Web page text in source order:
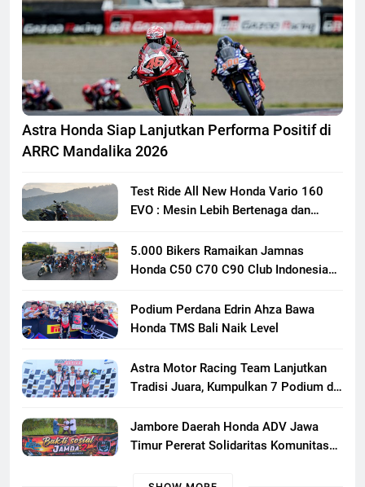
Astra Honda Siap Lanjutkan Performa Positif di
ARRC Mandalika 2026
Test Ride All New Honda Vario 160
EVO : Mesin Lebih Bertenaga dan
5.000 Bikers Ramaikan Jamnas
Honda C50 C70 C90 Club Indonesia
Persaudaraan Pecinta Motor Klasik
Honda
Podium Perdana Edrin Ahza Bawa
Honda TMS Bali Naik Level
Astra Motor Racing Team Lanjutkan
Tradisi Juara, Kumpulkan 7 Podium di
Jambore Daerah Honda ADV Jawa
Timur Pererat Solidaritas Komunitas
di Banyuwangi